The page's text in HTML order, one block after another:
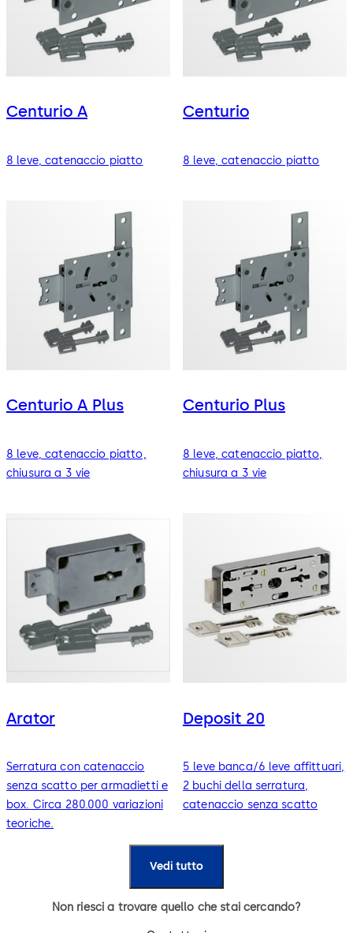
Centurio A
8 leve, catenaccio piatto
Centurio
8 leve, catenaccio piatto
Centurio A Plus
8 leve, catenaccio piatto,
chiusura a 3 vie
Centurio Plus
8 leve, catenaccio piatto,
chiusura a 3 vie
Arator
Serratura con catenaccio
senza scatto per armadietti e
box. Circa 280.000 variazioni
teoriche.
Deposit 20
5 leve banca/6 leve affittuari,
2 buchi della serratura,
catenaccio senza scatto
Vedi tutto
Non riesci a trovare quello che stai cercando?